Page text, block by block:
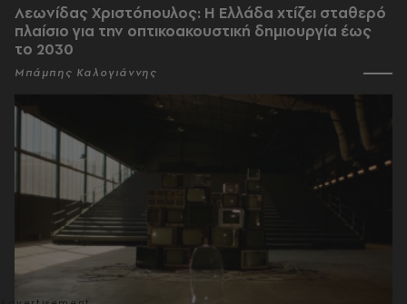
Λεωνίδας Χριστόπουλος: Η Ελλάδα χτίζει σταθερό
πλαίσιο για την οπτικοακουστική δημιουργία έως
το 2030
Μπάμπης Καλογιάννης